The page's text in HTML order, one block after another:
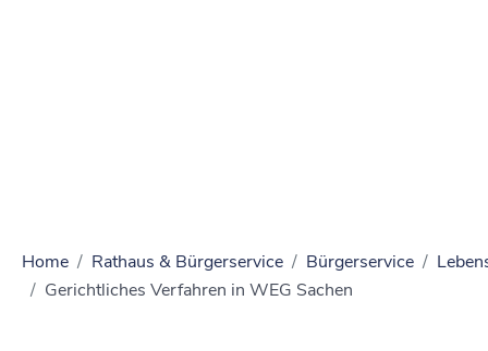
Home Rathaus & Bürgerservice Bürgerservice
Gerichtliches Verfahren in WEG Sachen